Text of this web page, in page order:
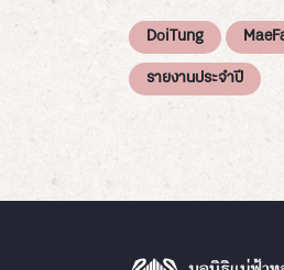
DoiTung
รายงานประจำปี